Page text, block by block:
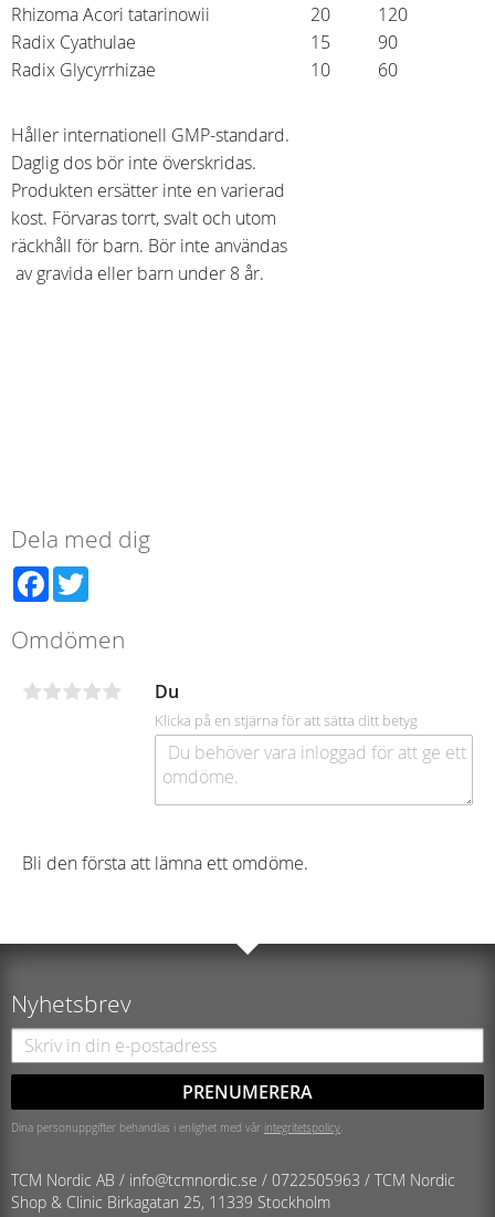
Rhizoma Acori tatarinowii
20
120
Radix Cyathulae
15
90
Radix Glycyrrhizae
10 60
Håller internationell GMP-standard.
Daglig dos bör inte överskridas.
Produkten ersätter inte en varierad
kost. Förvaras torrt, svalt och utom
räckhåll för barn. Bör inte användas
av gravida eller barn under 8 år.
Dela med dig
Facebook
Omdömen
Du
Klicka på en stjärna för att sätta ditt betyg
Bli den första att lämna ett omdöme.
Nyhetsbrev
PRENUMERERA
Dina personuppgifter behandlas i enlighet med vår integritetspolicy
TCM Nordic AB / info@tcmnordic.se / 0722505963 / TCM Nordic
Shop & Clinic Birkagatan 25, 11339 Stockholm